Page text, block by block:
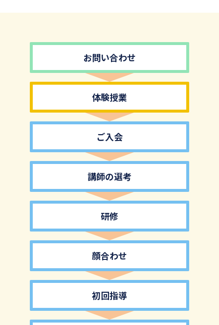
お問い合わせ
体験授業
ご入会
講師の選考
研修
顔合わせ
初回指導